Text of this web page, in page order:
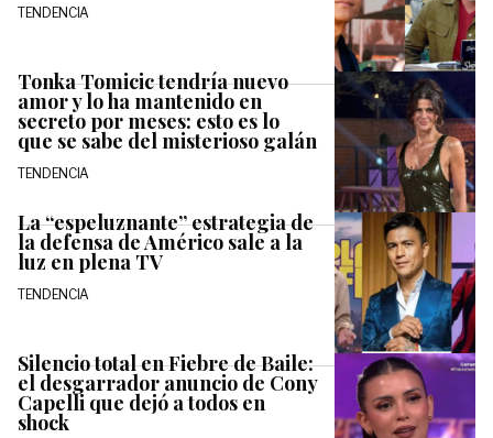
TENDENCIA
Tonka Tomicic tendría nuevo
amor y lo ha mantenido en
secreto por meses: esto es lo
que se sabe del misterioso galán
TENDENCIA
La “espeluznante” estrategia de
la defensa de Américo sale a la
luz en plena TV
TENDENCIA
Silencio total en Fiebre de Baile:
el desgarrador anuncio de Cony
Capelli que dejó a todos en
shock